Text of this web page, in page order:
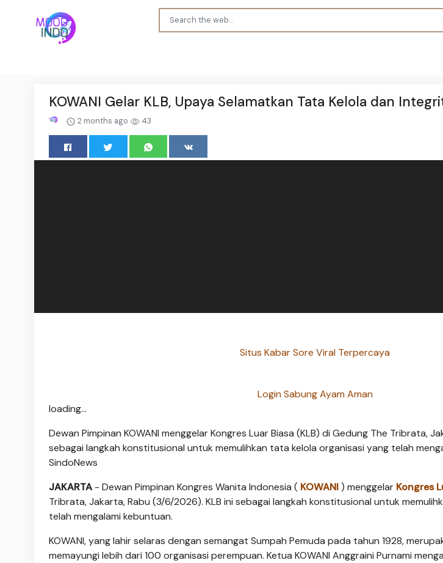
KOWANI Gelar KLB, Upaya Selamatkan Tata Kelola dan
2 months ago 43
Situs Kabar Sore Viral Terpercaya
Login Sabung Ayam Aman
loading...
Dewan Pimpinan KOWANI menggelar Kongres Luar Biasa (KLB) di Gedung The Tribrata,
sebagai langkah konstitusional untuk memulihkan tata kelola organisasi yang telah
SindoNews
JAKARTA - Dewan Pimpinan Kongres Wanita Indonesia ( KOWANI) menggelar Kongres
Tribrata, Jakarta, Rabu (3/6/2026). KLB ini sebagai langkah konstitusional untuk
telah mengalami kebuntuan.
KOWANI, yang lahir selaras dengan semangat Sumpah Pemuda pada tahun 1928,
memayungi lebih dari 100 organisasi perempuan. Ketua KOWANI Anggraini Purnami